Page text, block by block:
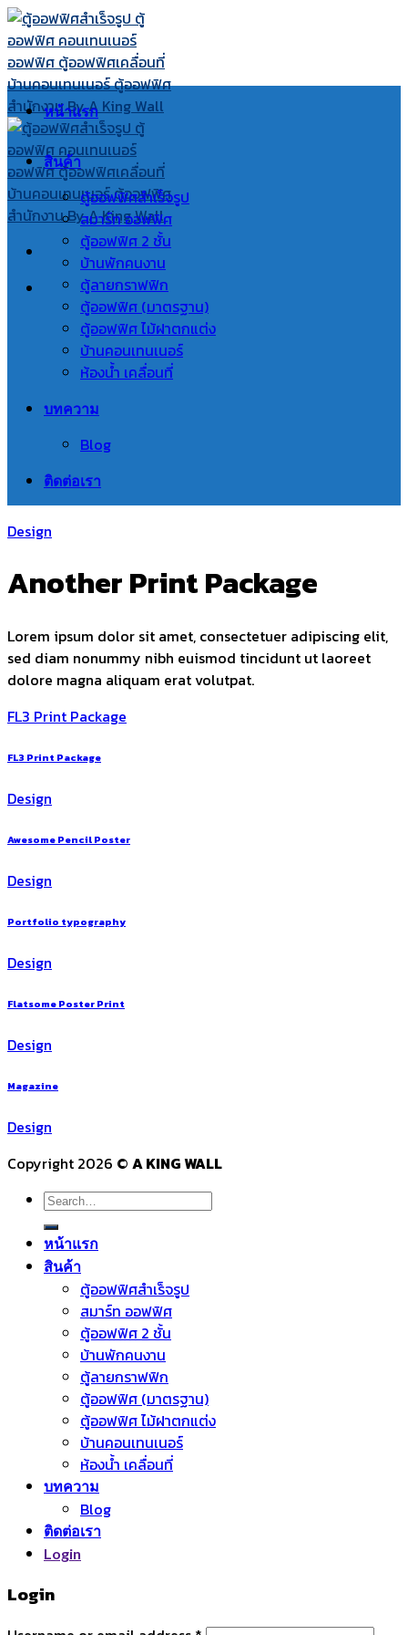
Skip
to
content
หน้าแรก
สินค้า
ตู้ออฟฟิศสำเร็จรูป
สมาร์ท ออฟฟิศ
ตู้ออฟฟิศ 2 ชั้น
บ้านพักคนงาน
ตู้ลายกราฟฟิก
ตู้ออฟฟิศ (มาตรฐาน)
ตู้ออฟฟิศ ไม้ฝาตกแต่ง
บ้านคอนเทนเนอร์
ห้องน้ำ เคลื่อนที่
บทความ
Blog
ติดต่อเรา
Design
Another Print Package
Lorem ipsum dolor sit amet, consectetuer adipiscing elit,
sed diam nonummy nibh euismod tincidunt ut laoreet
dolore magna aliquam erat volutpat.
FL3 Print Package
FL3 Print Package
Design
Awesome Pencil Poster
Design
Portfolio typography
Design
Flatsome Poster Print
Design
Magazine
Design
Copyright 2026 © A KING WALL
Search
for:
หน้าแรก
สินค้า
ตู้ออฟฟิศสำเร็จรูป
สมาร์ท ออฟฟิศ
ตู้ออฟฟิศ 2 ชั้น
บ้านพักคนงาน
ตู้ลายกราฟฟิก
ตู้ออฟฟิศ (มาตรฐาน)
ตู้ออฟฟิศ ไม้ฝาตกแต่ง
บ้านคอนเทนเนอร์
ห้องน้ำ เคลื่อนที่
บทความ
Blog
ติดต่อเรา
Login
Login